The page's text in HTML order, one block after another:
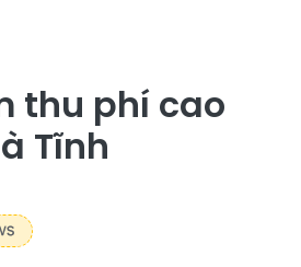
thu phí cao
Tĩnh